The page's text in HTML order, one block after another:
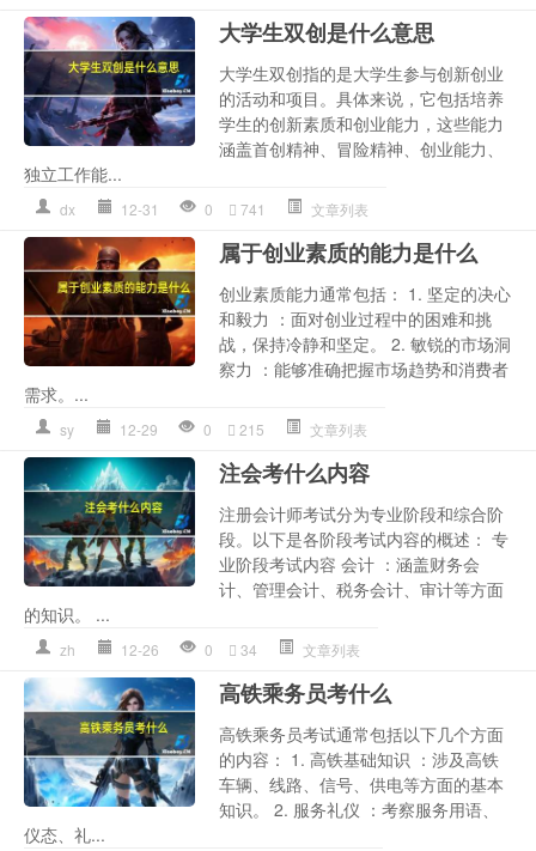
大学生双创是什么意思
大学生双创指的是大学生参与创新创业
的活动和项目。具体来说，它包括培养
学生的创新素质和创业能力，这些能力
涵盖首创精神、冒险精神、创业能力、
独立工作能...
dx 12-31 0 741 文章列表
属于创业素质的能力是什么
创业素质能力通常包括： 1. 坚定的决心
和毅力 ：面对创业过程中的困难和挑
战，保持冷静和坚定。 2. 敏锐的市场洞
察力 ：能够准确把握市场趋势和消费者
需求。...
sy 12-29 0 215 文章列表
注会考什么内容
注册会计师考试分为专业阶段和综合阶
段。以下是各阶段考试内容的概述： 专
业阶段考试内容 会计 ：涵盖财务会
计、管理会计、税务会计、审计等方面
的知识。 ...
zh 12-26 0 34 文章列表
高铁乘务员考什么
高铁乘务员考试通常包括以下几个方面
的内容： 1. 高铁基础知识 ：涉及高铁
车辆、线路、信号、供电等方面的基本
知识。 2. 服务礼仪 ：考察服务用语、
仪态、礼...